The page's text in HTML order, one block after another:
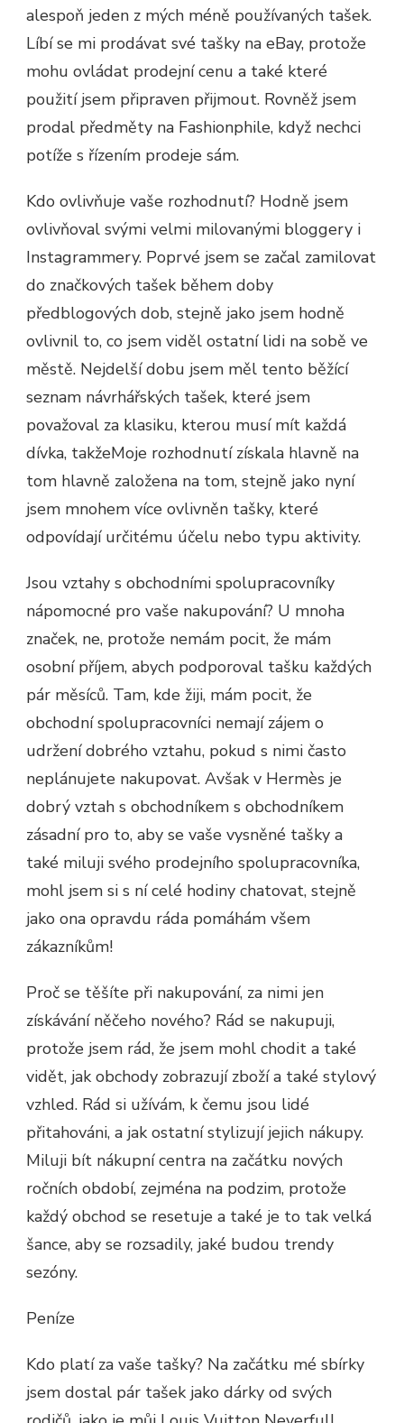
alespoň jeden z mých méně používaných tašek.
Líbí se mi prodávat své tašky na eBay, protože
mohu ovládat prodejní cenu a také které
použití jsem připraven přijmout. Rovněž jsem
prodal předměty na Fashionphile, když nechci
potíže s řízením prodeje sám.
Kdo ovlivňuje vaše rozhodnutí? Hodně jsem
ovlivňoval svými velmi milovanými bloggery i
Instagrammery. Poprvé jsem se začal zamilovat
do značkových tašek během doby
předblogových dob, stejně jako jsem hodně
ovlivnil to, co jsem viděl ostatní lidi na sobě ve
městě. Nejdelší dobu jsem měl tento běžící
seznam návrhářských tašek, které jsem
považoval za klasiku, kterou musí mít každá
dívka, takžeMoje rozhodnutí získala hlavně na
tom hlavně založena na tom, stejně jako nyní
jsem mnohem více ovlivněn tašky, které
odpovídají určitému účelu nebo typu aktivity.
Jsou vztahy s obchodními spolupracovníky
nápomocné pro vaše nakupování? U mnoha
značek, ne, protože nemám pocit, že mám
osobní příjem, abych podporoval tašku každých
pár měsíců. Tam, kde žiji, mám pocit, že
obchodní spolupracovníci nemají zájem o
udržení dobrého vztahu, pokud s nimi často
neplánujete nakupovat. Avšak v Hermès je
dobrý vztah s obchodníkem s obchodníkem
zásadní pro to, aby se vaše vysněné tašky a
také miluji svého prodejního spolupracovníka,
mohl jsem si s ní celé hodiny chatovat, stejně
jako ona opravdu ráda pomáhám všem
zákazníkům!
Proč se těšíte při nakupování, za nimi jen
získávání něčeho nového? Rád se nakupuji,
protože jsem rád, že jsem mohl chodit a také
vidět, jak obchody zobrazují zboží a také stylový
vzhled. Rád si užívám, k čemu jsou lidé
přitahováni, a jak ostatní stylizují jejich nákupy.
Miluji bít nákupní centra na začátku nových
ročních období, zejména na podzim, protože
každý obchod se resetuje a také je to tak velká
šance, aby se rozsadily, jaké budou trendy
sezóny.
Peníze
Kdo platí za vaše tašky? Na začátku mé sbírky
jsem dostal pár tašek jako dárky od svých